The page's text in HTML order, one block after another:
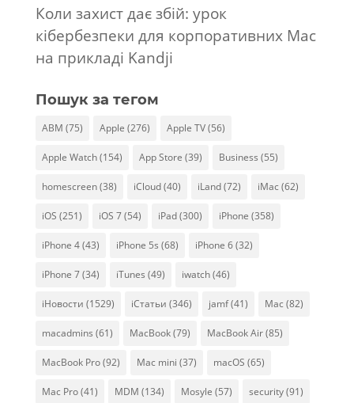
Коли захист дає збій: урок
кібербезпеки для корпоративних Mac
на прикладі Kandji
Пошук за тегом
ABM (75) Apple (276) Apple TV(56)
Apple Watch(154) App Store (39) Business (55)
homescreen(38) iCloud(40) iLand(72) iMac (62)
iOS (251) iOS 7(54) iPad(300) iPhone (358)
iPhone 4(43) iPhone 5s (68) iPhone 6(32)
iPhone 7(34) iTunes (49) iwatch(46)
iНовости (1529) iСтатьи (346) jamf(41) Mac (82)
macadmins (61) MacBook(79) MacBook Air(85)
MacBook Pro(92) Mac mini (37) macOS (65)
Mac Pro(41) MDM (134) Mosyle (57) security(91)